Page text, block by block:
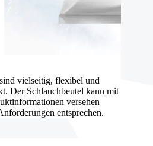
vielseitig, flexibel und
Der Schlauchbeutel kann mit
versehen
entsprechen.